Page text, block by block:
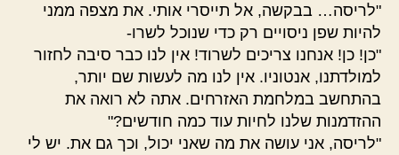
"לריסה… בבקשה, אל תייסרי אותי. את מצפה ממני
להיות שפן ניסויים רק כדי שנוכל לשרו-
"כן! כן! אנחנו צריכים לשרוד! אין לנו כבר סיבה לחזור
למולדתנו, אנטוניו. אין לנו מה לעשות שם יותר,
בהתחשב במלחמת האזרחים. אתה לא רואה את
ההזדמנות שלנו לחיות עוד כמה חודשים?"
"לריסה, אני עושה את מה שאני יכול, וכך גם את. יש לי